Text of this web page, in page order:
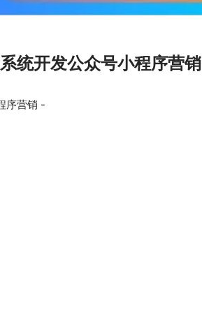
统开发公众号小程序营销
序营销 -